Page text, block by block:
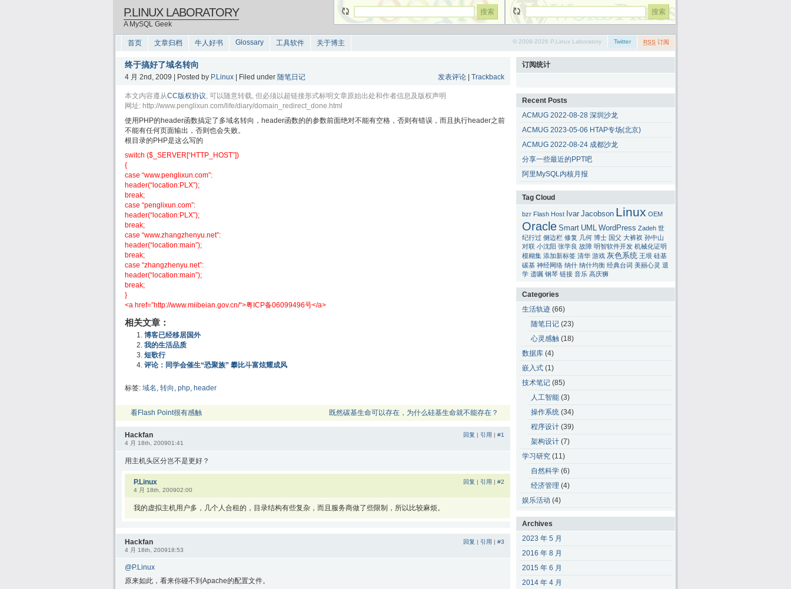
P.LINUX LABORATORY
A MySQL Geek
首页 文章归档 牛人好书 Glossary 工具软件 关于博主 RSS 订阅
Twitter
© 2008-2026 P.Linux Laboratory
终于搞好了域名转向
4 月 2nd, 2009 | Posted by P.Linux | Filed under 随笔日记 发表评论 Trackback
本文内容遵从CC版权协议, 可以随意转载, 但必须以超链接形式标明文章原始出处和作者信息及版权声明
网址: http://www.penglixun.com/life/diary/domain_redirect_done.html
使用PHP的header函数搞定了多域名转向，header函数的的参数前面绝对不能有空格，否则有错误，而且执行header之前
不能有任何页面输出，否则也会失败。
根目录的PHP是这么写的
switch ($_SERVER[“HTTP_HOST”])
{
case “www.penglixun.com”:
header(“location:PLX”);
break;
case “penglixun.com”:
header(“location:PLX”);
break;
case “www.zhangzhenyu.net”:
header(“location:main”);
break;
case “zhangzhenyu.net”:
header(“location:main”);
break;
}
<a href=”http://www.miibeian.gov.cn/“>粤ICP备06099496号</a>
相关文章：
博客已经移居国外
我的生活品质
短歌行
评论：同学会催生“恐聚族” 攀比斗富炫耀成风
标签: 域名 , 转向 , php, header
看Flash Point很有感触 既然碳基生命可以存在，为什么硅基生命就不能存在？
Hackfan
4 月 18th, 200901:41
回复 | 引用 | #1
用主机头区分岂不是更好？
P.Linux
4 月 18th, 200902:00
回复 | 引用 | #2
我的虚拟主机用户多，几个人合租的，目录结构有些复杂，而且服务商做了些限制，所以比较麻烦。
Hackfan
4 月 18th, 200918:53
回复 | 引用 | #3
@P.Linux
原来如此，看来你碰不到Apache的配置文件。
订阅统计
Recent Posts
ACMUG 2022-08-28 深圳沙龙
ACMUG 2023-05-06 HTAP专场(北京)
ACMUG 2022-08-24 成都沙龙
分享一些最近的PPT吧
阿里MySQL内核月报
Tag Cloud
bzr Flash Host Ivar Jacobson Linux OEM
Oracle Smart UML WordPress Zadeh 世
纪行过 侧边栏 修复 几何 博士 国父 大裤衩 孙中山
对联 小沈阳 张学良 故障 明智软件开发 机械化证明
模糊集 添加新标签 清华 游戏 灰色系统 王垠 硅基
碳基 神经网络 纳什 纳什均衡 经典台词 美丽心灵 退
学 遗嘱 钢琴 链接 音乐 高庆狮
Categories
生活轨迹 (66)
随笔日记 (23)
心灵感触 (18)
数据库 (4)
嵌入式 (1)
技术笔记 (85)
人工智能 (3)
操作系统 (34)
程序设计 (39)
架构设计 (7)
学习研究 (11)
自然科学 (6)
经济管理 (4)
娱乐活动 (4)
Archives
2023 年 5 月
2016 年 8 月
2015 年 6 月
2014 年 4 月